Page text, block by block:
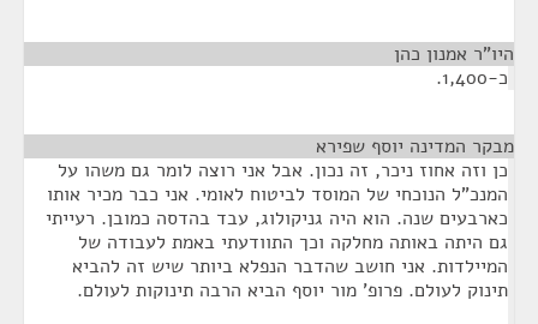
היו"ר אמנון כהן
כ-1,400.
מבקר המדינה יוסף שפירא
כן וזה אחוז ניכר, זה נכון. אבל אני רוצה לומר גם משהו על
המנכ"ל הנוכחי של המוסד לביטוח לאומי. אני כבר מכיר אותו
כארבעים שנה. הוא היה גניקולוג, עבד בהדסה כמובן. רעייתי
גם היתה באותה מחלקה וכך התוודעתי באמת לעבודה של
המיילדות. אני חושב שהדבר הנפלא ביותר שיש זה להביא
תינוק לעולם. פרופ' מור יוסף הביא הרבה תינוקות לעולם.